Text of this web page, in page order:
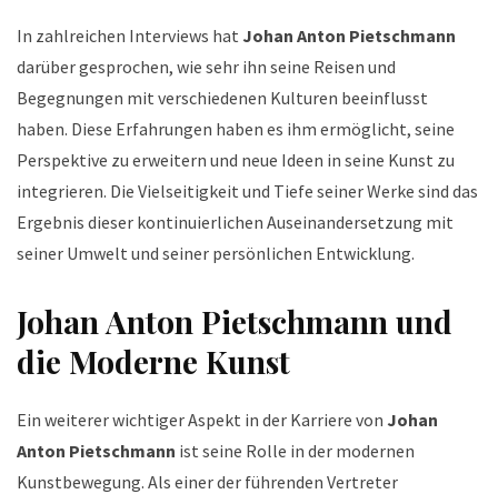
In zahlreichen Interviews hat Johan Anton Pietschmann
darüber gesprochen, wie sehr ihn seine Reisen und
Begegnungen mit verschiedenen Kulturen beeinflusst
haben. Diese Erfahrungen haben es ihm ermöglicht, seine
Perspektive zu erweitern und neue Ideen in seine Kunst zu
integrieren. Die Vielseitigkeit und Tiefe seiner Werke sind das
Ergebnis dieser kontinuierlichen Auseinandersetzung mit
seiner Umwelt und seiner persönlichen Entwicklung.
Johan Anton Pietschmann und
die Moderne Kunst
Ein weiterer wichtiger Aspekt in der Karriere von Johan
Anton Pietschmann ist seine Rolle in der modernen
Kunstbewegung. Als einer der führenden Vertreter